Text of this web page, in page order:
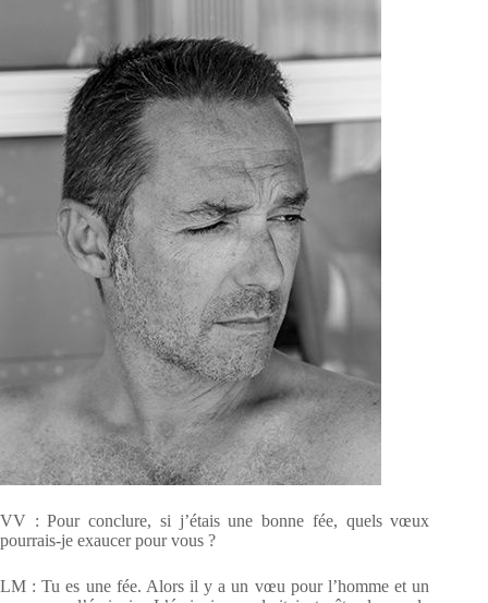
VV : Pour conclure, si j’étais une bonne fée, quels vœux
pourrais-je exaucer pour vous ?
LM : Tu es une fée. Alors il y a un vœu pour l’homme et un